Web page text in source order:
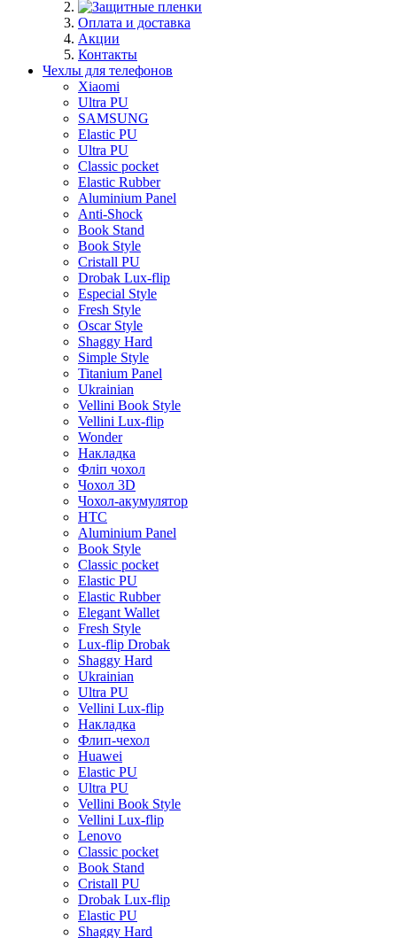
Оплата и доставка
Акции
Контакты
Чехлы для телефонов
Xiaomi
Ultra PU
SAMSUNG
Elastic PU
Ultra PU
Classic pocket
Elastic Rubber
Aluminium Panel
Anti-Shock
Book Stand
Book Style
Cristall PU
Drobak Lux-flip
Especial Style
Fresh Style
Oscar Style
Shaggy Hard
Simple Style
Titanium Panel
Ukrainian
Vellini Book Style
Vellini Lux-flip
Wonder
Накладка
Фліп чохол
Чохол 3D
Чохол-акумулятор
HTC
Aluminium Panel
Book Style
Classic pocket
Elastic PU
Elastic Rubber
Elegant Wallet
Fresh Style
Lux-flip Drobak
Shaggy Hard
Ukrainian
Ultra PU
Vellini Lux-flip
Накладка
Флип-чехол
Huawei
Elastic PU
Ultra PU
Vellini Book Style
Vellini Lux-flip
Lenovo
Classic pocket
Book Stand
Cristall PU
Drobak Lux-flip
Elastic PU
Shaggy Hard